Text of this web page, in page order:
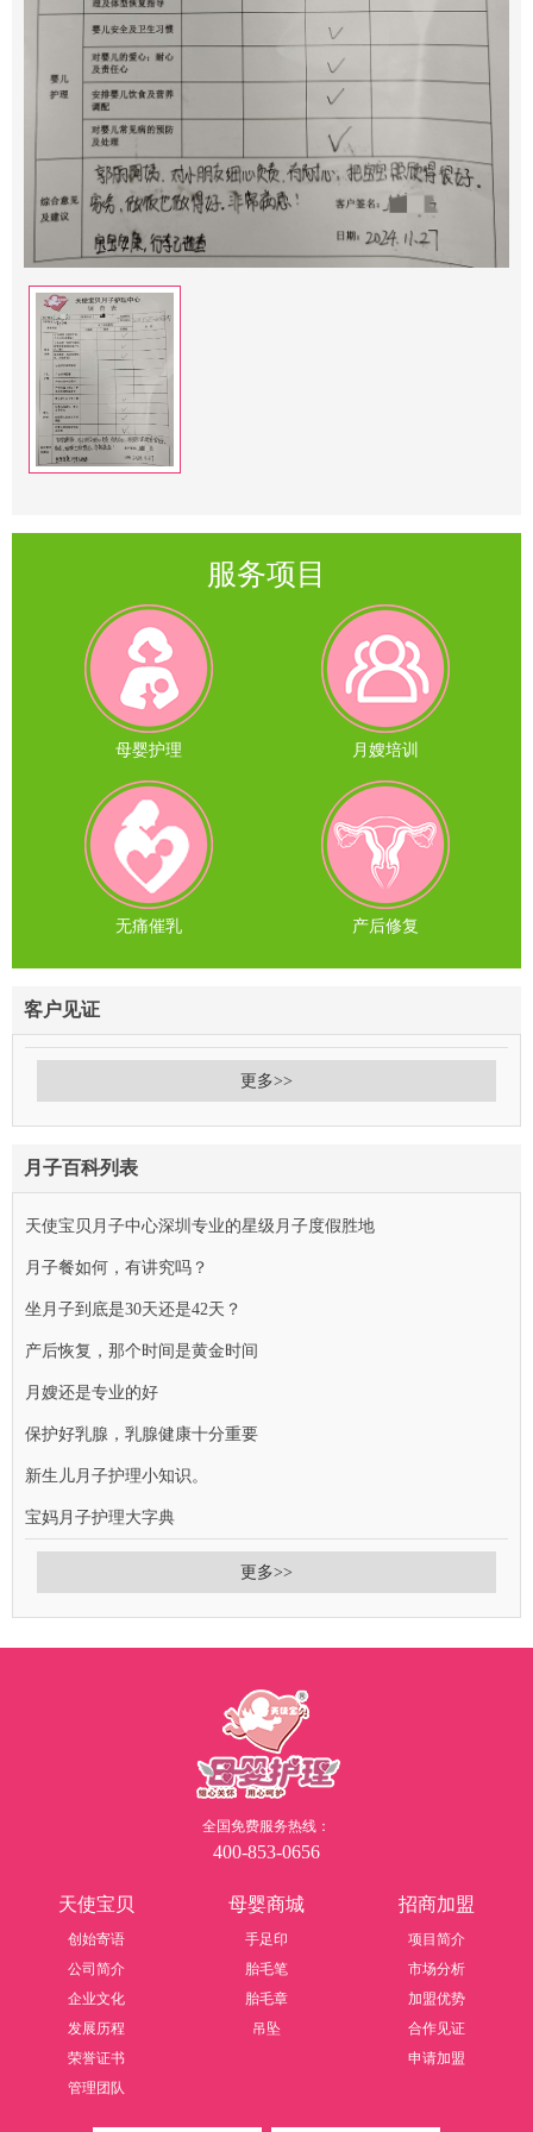
服务项目
母婴护理 月嫂培训
无痛催乳 产后修复
客户见证
更多>>
月子百科列表
天使宝贝月子中心深圳专业的星级月子度假胜地
月子餐如何，有讲究吗？
坐月子到底是30天还是42天？
产后恢复，那个时间是黄金时间
月嫂还是专业的好
保护好乳腺，乳腺健康十分重要
新生儿月子护理小知识。
宝妈月子护理大字典
更多>>
全国免费服务热线：
400-853-0656
天使宝贝
创始寄语
公司简介
企业文化
发展历程
荣誉证书
管理团队
母婴商城
手足印
胎毛笔
胎毛章
吊坠
招商加盟
项目简介
市场分析
加盟优势
合作见证
申请加盟